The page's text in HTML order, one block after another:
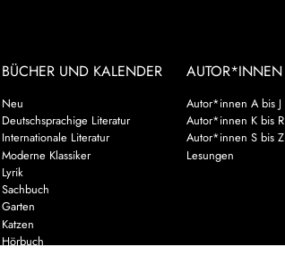
BÜCHER UND KALENDER
Neu
Deutschsprachige Literatur
Internationale Literatur
Moderne Klassiker
Lyrik
Sachbuch
Garten
Katzen
Hörbuch
AUTOR*INNEN
Autor*innen A bis J
Autor*innen K bis R
Autor*innen S bis Z
Lesungen